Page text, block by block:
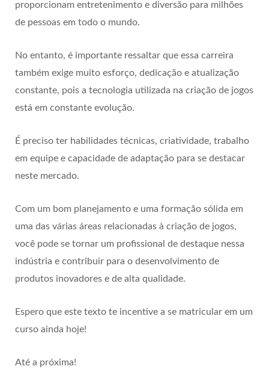
proporcionam entretenimento e diversão para milhões
de pessoas em todo o mundo.
No entanto, é importante ressaltar que essa carreira
também exige muito esforço, dedicação e atualização
constante, pois a tecnologia utilizada na criação de jogos
está em constante evolução.
É preciso ter habilidades técnicas, criatividade, trabalho
em equipe e capacidade de adaptação para se destacar
neste mercado.
Com um bom planejamento e uma formação sólida em
uma das várias áreas relacionadas à criação de jogos,
você pode se tornar um profissional de destaque nessa
indústria e contribuir para o desenvolvimento de
produtos inovadores e de alta qualidade.
Espero que este texto te incentive a se matricular em um
curso ainda hoje!
Até a próxima!